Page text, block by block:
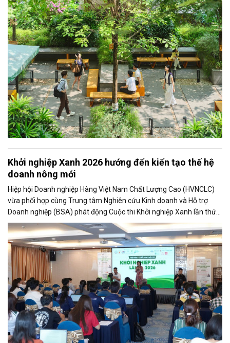
làm việc và phát triển toàn diện cho cộng đồng UEH, nơi sức khỏe,
hạnh phúc và sự phát triển con người trở thành những giá trị cốt lõi
trong mọi hoạt động của nhà trường.
Khởi nghiệp Xanh 2026 hướng đến kiến tạo thế hệ
doanh nông mới
Hiệp hội Doanh nghiệp Hàng Việt Nam Chất Lượng Cao (HVNCLC)
vừa phối hợp cùng Trung tâm Nghiên cứu Kinh doanh và Hỗ trợ
Doanh nghiệp (BSA) phát động Cuộc thi Khởi nghiệp Xanh lần thứ
12 năm 2026. Chương trình tiếp tục tìm kiếm và đồng hành cùng
các dự án trong lĩnh vực nông nghiệp, thực phẩm, sản phẩm bản
địa, kinh tế tuần hoàn và kinh tế xanh.